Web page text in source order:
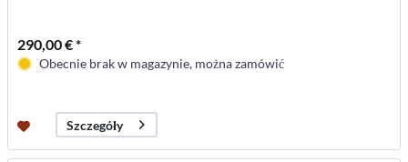
290,00 € *
Obecnie brak w magazynie, można zamówić
Szczegóły